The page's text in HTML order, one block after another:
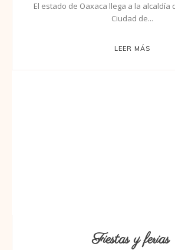
El estado de Oaxaca llega a la alcaldía
Ciudad de...
LEER MÁS
Fiestas y ferias